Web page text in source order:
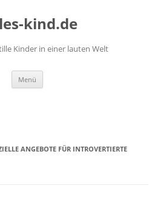
kind.de
Kinder in einer lauten Welt
Menü
ANGEBOTE FÜR INTROVERTIERTE